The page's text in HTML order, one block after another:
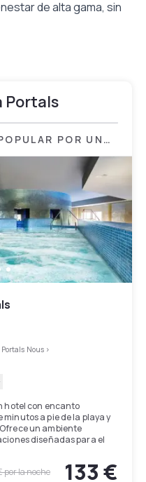
de alta gama, sin
Portals
POR UN
Portals Nous >
hotel con encanto
a pie de la playa y
un ambiente
diseñadas para el
para los clientes
por la noche 133 €